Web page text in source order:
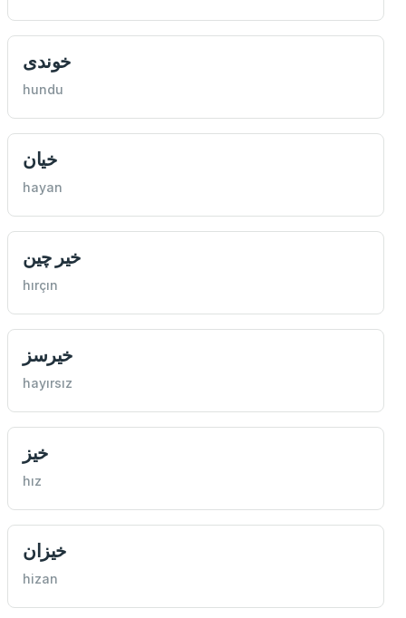
خوندی
hundu
خيان
hayan
خير چين
hırçın
خيرسز
hayırsız
خيز
hız
خيزان
hizan